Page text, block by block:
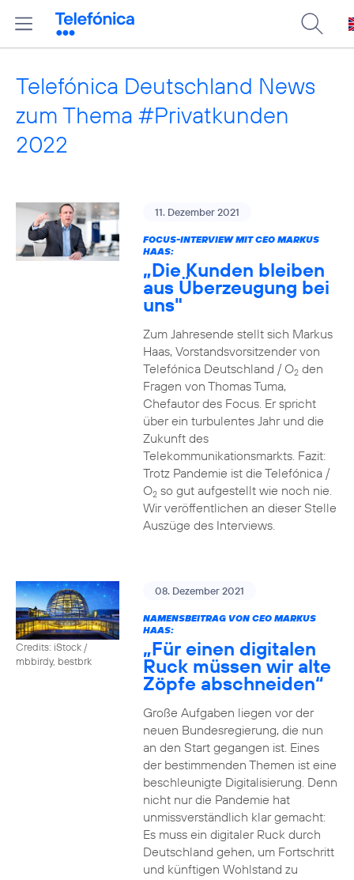
Telefónica Deutschland News
zum Thema #Privatkunden
2022
11. Dezember 2021
FOCUS-INTERVIEW MIT CEO MARKUS
HAAS:
„Die Kunden bleiben
aus Überzeugung bei
uns"
Zum Jahresende stellt sich Markus
Haas, Vorstandsvorsitzender von
Telefónica Deutschland / O2den
Fragen von Thomas Tuma,
Chefautor des Focus. Er spricht
über ein turbulentes Jahr und die
Zukunft des
Telekommunikationsmarkts. Fazit:
Trotz Pandemie ist die Telefónica /
O2so gut aufgestellt wie noch nie.
Wir veröffentlichen an dieser Stelle
Auszüge des Interviews.
Credits: iStock /
mbbirdy, bestbrk
08. Dezember 2021
NAMENSBEITRAG VON CEO MARKUS
HAAS:
„Für einen digitalen
Ruck müssen wir alte
Zöpfe abschneiden“
Große Aufgaben liegen vor der
neuen Bundesregierung, die nun
an den Start gegangen ist. Eines
der bestimmenden Themen ist eine
beschleunigte Digitalisierung. Denn
nicht nur die Pandemie hat
unmissverständlich klar gemacht:
Es muss ein digitaler Ruck durch
Deutschland gehen, um Fortschritt
und künftigen Wohlstand zu